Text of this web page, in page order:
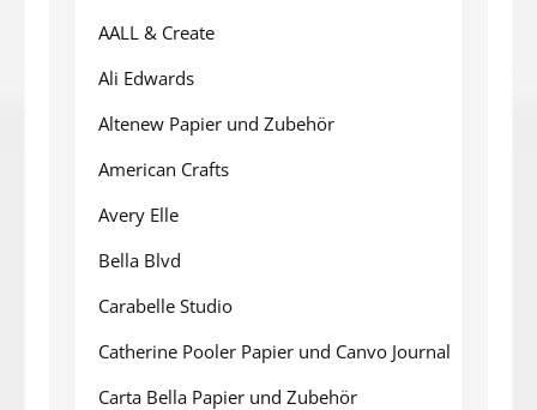
AALL & Create
Ali Edwards
Altenew Papier und Zubehör
American Crafts
Avery Elle
Bella Blvd
Carabelle Studio
Catherine Pooler Papier und Canvo Journal
Carta Bella Papier und Zubehör